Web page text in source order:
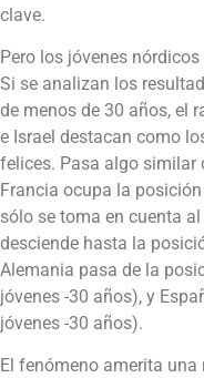
clave.
Pero los jóvenes
Si se analizan los
de menos de 30 años, el
e Israel destacan como
felices. Pasa algo similar
Francia ocupa la
sólo se toma en cuenta
desciende hasta la
Alemania pasa de la
jóvenes -30 años), y
jóvenes -30 años).
El fenómeno amerita